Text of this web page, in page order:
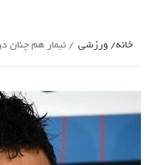
خانه ورزشی نیمار هم چنان